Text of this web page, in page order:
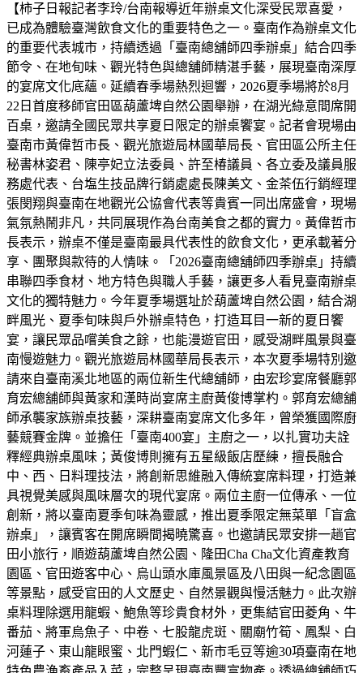
【柿子日報記者李玲/台南報導近年辦桌文化深受民眾喜愛，
已成為體驗臺灣飲食文化的重要特色之一。臺南作為辦桌文化
的重要代表城市，持續透過「臺南總舖師四季辦桌」結合四季
節令、在地旬味、觀光特色與總舖師精湛手藝，展現臺南深厚
的宴席文化底蘊。延續春季場熱烈迴響，2026夏季場將於8月
22日首度移師官田區葫蘆埤自然公園舉辦，在湖光綠意間席開
百桌，邀請全國民眾共享夏日限定的辦桌饗宴。記者會現場由
臺南市黃偉哲市長、觀光旅遊局林國華局長、官田區公所主任
秘書林姿君、陳亭妃立法委員、許至椿議員、各立委及議員服
務處代表、台塩生技品牌行銷處處長陳美文、金茶伍行銷經理
張閔翔與臺南在地觀光公協會代表等貴賓一同出席盛會，現場
氣氛熱鬧非凡，共同展現作為台南美食之都的實力。黃偉哲市
長表示，辦桌不僅是臺南最具代表性的飲食文化，更承載著分
享、團聚與款待的人情味。「2026臺南總舖師四季辦桌」持續
串聯四季食材、地方特色與職人手藝，讓更多人看見臺南辦桌
文化的獨特魅力。今年夏季場選址於葫蘆埤自然公園，結合湖
畔風光、夏季旬味與戶外辦桌特色，打造耳目一新的夏日饗
宴，讓民眾品嚐美食之餘，也能漫遊官田，感受湖畔風景與臺
南慢遊魅力。觀光旅遊局林國華局長表示，本次夏季場特別邀
請來自臺南溪北地區的兩位新生代總舖師，由宏珍宴席餐廳郭
育宏總舖師與黃家和漢時尚宴席主廚黃俊博掌杓。郭育宏總舖
師承襲家族辦桌技藝，深耕臺南宴席文化多年，曾榮獲國際廚
藝競賽金牌。並擔任「臺南400宴」主廚之一，以扎實功夫詮
釋經典辦桌風味；黃俊博則擁有五星級飯店歷練，擅長融合
中、西、日料理技法，將創新思維融入傳統宴席料理，打造兼
具視覺美感與風味層次的現代宴席。兩位主廚一位傳承、一位
創新，將以臺南夏季旬味為靈感，推出夏季限定無菜單「盲盒
辦桌」，讓賓客在開席瞬間揭曉驚喜。也邀請民眾安排一趟官
田小旅行，順遊葫蘆埤自然公園、隆田Cha Cha文化資產教育
園區、官田遊客中心、烏山頭水庫風景區及八田與一紀念園區
等景點，感受官田的人文歷史、自然景觀與慢活魅力。此次辦
桌料理除選用龍蝦、鮑魚等珍貴食材外，更集結官田菱角、牛
番茄、將軍烏魚子、中卷、七股龍虎斑、關廟竹筍、鳳梨、白
河蓮子、東山龍眼蜜、北門蝦仁、新市毛豆等逾30項臺南在地